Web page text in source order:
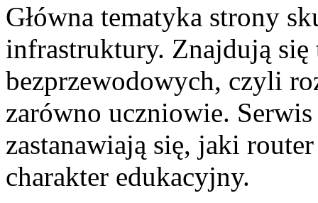
Główna tematyka strony
infrastruktury. Znajdują się
bezprzewodowych, czyli
zarówno uczniowie.
zastanawiają się, jaki
charakter edukacyjny.